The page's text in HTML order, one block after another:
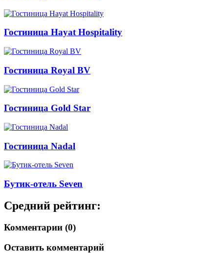
Гостиница Hayat Hospitality
Гостиница Royal BV
Гостиница Gold Star
Гостиница Nadal
Бутик-отель Seven
Средний рейтинг:
Комментарии (0)
Оставить комментарий